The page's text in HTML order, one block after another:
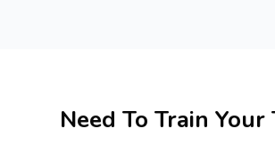
Need To Train Your